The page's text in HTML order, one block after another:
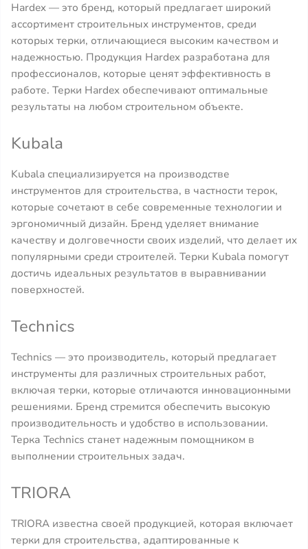
Hardex — это бренд, который предлагает широкий
ассортимент строительных инструментов, среди
которых терки, отличающиеся высоким качеством и
надежностью. Продукция Hardex разработана для
профессионалов, которые ценят эффективность в
работе. Терки Hardex обеспечивают оптимальные
результаты на любом строительном объекте.
Kubala
Kubala специализируется на производстве
инструментов для строительства, в частности терок,
которые сочетают в себе современные технологии и
эргономичный дизайн. Бренд уделяет внимание
качеству и долговечности своих изделий, что делает их
популярными среди строителей. Терки Kubala помогут
достичь идеальных результатов в выравнивании
поверхностей.
Technics
Technics — это производитель, который предлагает
инструменты для различных строительных работ,
включая терки, которые отличаются инновационными
решениями. Бренд стремится обеспечить высокую
производительность и удобство в использовании.
Терка Technics станет надежным помощником в
выполнении строительных задач.
TRIORA
TRIORA известна своей продукцией, которая включает
терки для строительства, адаптированные к